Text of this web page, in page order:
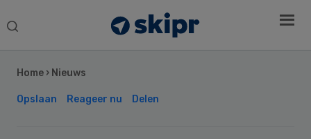
Search
Home › Nieuws
Opslaan Reageer nu Delen
Sidebar